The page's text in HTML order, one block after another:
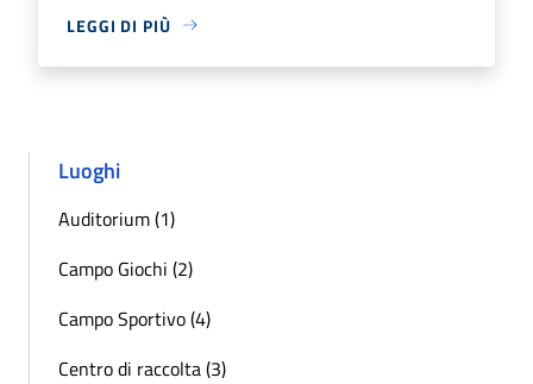
LEGGI DI PIÙ
Luoghi
Auditorium (1)
Campo Giochi (2)
Campo Sportivo (4)
Centro di raccolta (3)